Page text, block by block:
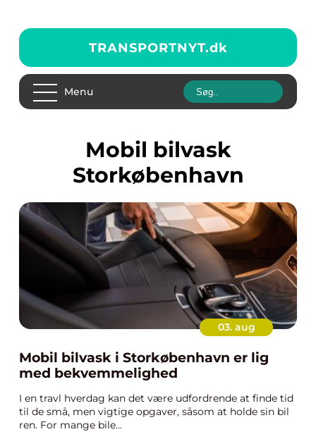
TRANSPORTNYT.dk
Menu
Mobil bilvask
Storkøbenhavn
03. aug
Mobil bilvask i Storkøbenhavn er lig
med bekvemmelighed
I en travl hverdag kan det være udfordrende at finde tid
til de små, men vigtige opgaver, såsom at holde sin bil
ren. For mange bile...